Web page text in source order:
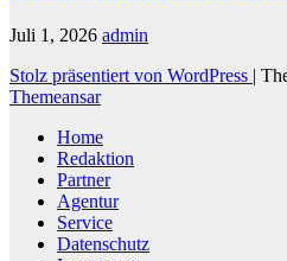
Juli 1, 2026 admin
Stolz präsentiert von WordPress |
Themeansar
Home
Redaktion
Partner
Agentur
Service
Datenschutz